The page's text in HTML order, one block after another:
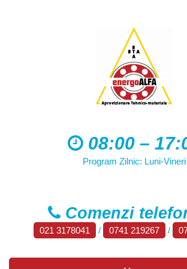
08:00 –
Program Zilnic: Luni-Vineri
Comenzi
021 3178041 / 0741 219267 /